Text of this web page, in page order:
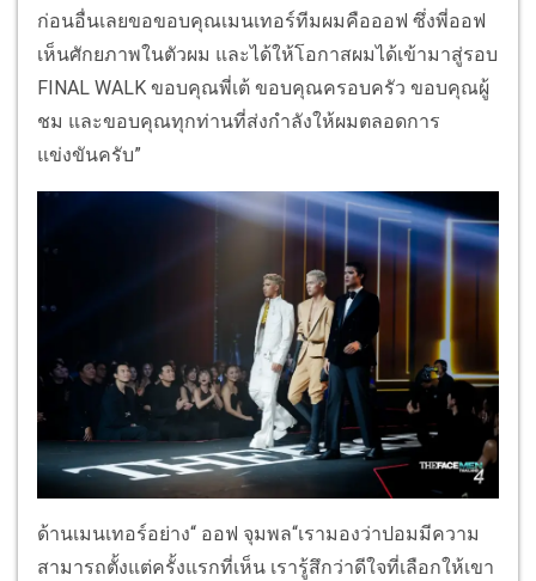
ก่อนอื่นเลยขอขอบคุณเมนเทอร์ทีมผมคือออฟ ซึ่งพี่ออฟ
เห็นศักยภาพในตัวผม และได้ให้โอกาสผมได้เข้ามาสู่รอบ
FINAL WALK ขอบคุณพี่เต้ ขอบคุณครอบครัว ขอบคุณผู้
ชม และขอบคุณทุกท่านที่ส่งกำลังให้ผมตลอดการ
แข่งขันครับ”
ด้านเมนเทอร์อย่าง“ ออฟ จุมพล“เรามองว่าปอมมีความ
สามารถตั้งแต่ครั้งแรกที่เห็น เรารู้สึกว่าดีใจที่เลือกให้เขา